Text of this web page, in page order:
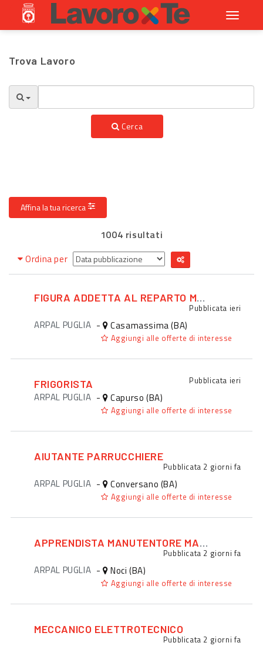
Toggle
Trova Lavoro
Cerca
Affina la tua ricerca
1004 risultati
Ordina per
FIGURA ADDETTA AL REPARTO MACELLERIA
Pubblicata ieri
ARPAL PUGLIA - Casamassima (BA)
Aggiungi alle offerte di interesse
FRIGORISTA Pubblicata ieri
ARPAL PUGLIA - Capurso (BA)
Aggiungi alle offerte di interesse
AIUTANTE PARRUCCHIERE
Pubblicata 2 giorni fa
ARPAL PUGLIA - Conversano (BA)
Aggiungi alle offerte di interesse
APPRENDISTA MANUTENTORE MACCHINARI
Pubblicata 2 giorni fa
ARPAL PUGLIA - Noci (BA)
Aggiungi alle offerte di interesse
MECCANICO ELETTROTECNICO
Pubblicata 2 giorni fa